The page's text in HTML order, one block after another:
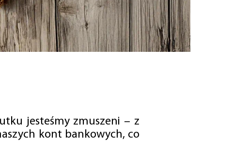
jesteśmy zmuszeni – z
kont bankowych, co